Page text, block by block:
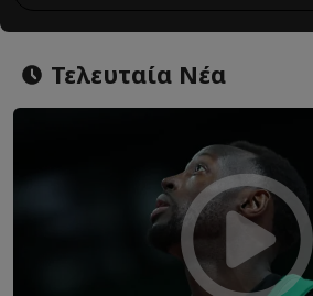
Τελευταία Νέα